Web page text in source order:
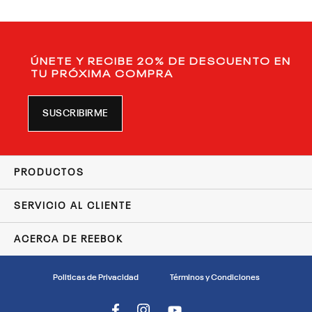
ÚNETE Y RECIBE 20% DE DESCUENTO EN
TU PRÓXIMA COMPRA
SUSCRIBIRME
PRODUCTOS
SERVICIO AL CLIENTE
ACERCA DE REEBOK
Politicas de Privacidad Términos y Condiciones